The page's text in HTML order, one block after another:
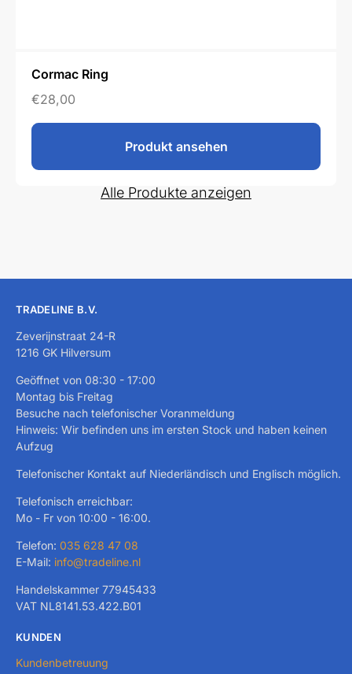
Cormac Ring
€28,00
Produkt ansehen
Alle Produkte anzeigen
TRADELINE B.V.
Zeverijnstraat 24-R
1216 GK Hilversum
Geöffnet von 08:30 - 17:00
Montag bis Freitag
Besuche nach telefonischer Voranmeldung
Hinweis: Wir befinden uns im ersten Stock und haben keinen
Aufzug
Telefonischer Kontakt auf Niederländisch und Englisch möglich.
Telefonisch erreichbar:
Mo - Fr von 10:00 - 16:00.
Telefon: 035 628 47 08
E-Mail: info@tradeline.nl
Handelskammer 77945433
VAT NL8141.53.422.B01
KUNDEN
Kundenbetreuung